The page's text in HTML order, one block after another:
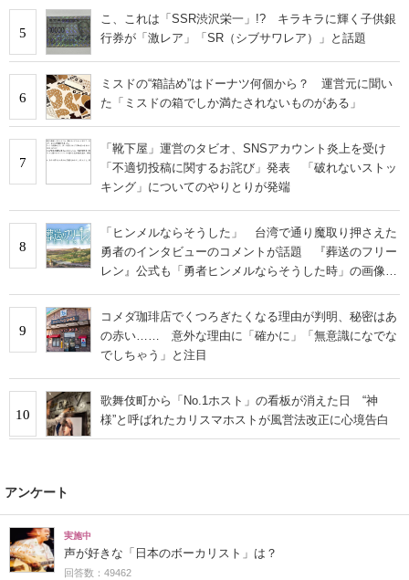
5
こ、これは「SSR渋沢栄一」!? キラキラに輝く子供銀
行券が「激レア」「SR（シブサワレア）」と話題
6
ミスドの“箱詰め”はドーナツ何個から？ 運営元に聞い
た「ミスドの箱でしか満たされないものがある」
7
「靴下屋」運営のタビオ、SNSアカウント炎上を受け
「不適切投稿に関するお詫び」発表 「破れないストッ
キング」についてのやりとりが発端
8
「ヒンメルならそうした」 台湾で通り魔取り押さえた
勇者のインタビューのコメントが話題 『葬送のフリー
レン』公式も「勇者ヒンメルならそうした時」の画像を
9
コメダ珈琲店でくつろぎたくなる理由が判明、秘密はあ
の赤い…… 意外な理由に「確かに」「無意識になでな
でしちゃう」と注目
10
歌舞伎町から「No.1ホスト」の看板が消えた日 “神
様”と呼ばれたカリスマホストが風営法改正に心境告白
アンケート
実施中
声が好きな「日本のボーカリスト」は？
回答数：49462